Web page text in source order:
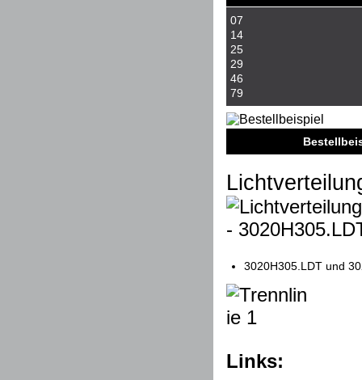
07
14
25
29
46
79
3020H305.LDT und
Links: